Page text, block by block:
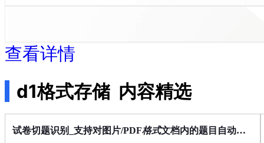
用
商
店
业
服
务
查看详情
d1格式存储 内容精选
试卷切题识别_支持对图片/PDF格式文档内的题目自动切分与结构化识别